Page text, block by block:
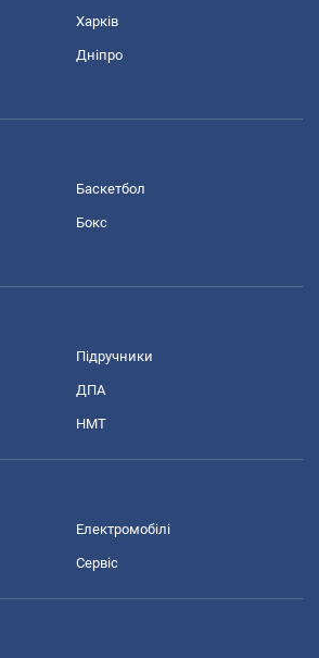
Харків
Дніпро
Баскетбол
Бокс
Підручники
ДПА
НМТ
Електромобілі
Сервіс